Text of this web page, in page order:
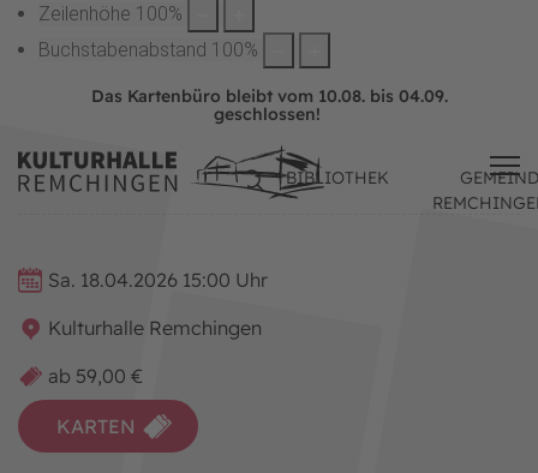
Zeilenhöhe 100%
Buchstabenabstand 100%
Das Kartenbüro bleibt vom 10.08. bis 04.09.
geschlossen!
BIBLIOTHEK
Sa. 18.04.2026 15:00 Uhr
Kulturhalle Remchingen
ab 59,00 €
KARTEN